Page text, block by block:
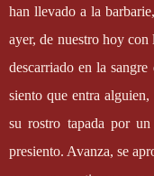
han llevado a la
ayer, de nuestro hoy con
descarriado en la
siento que entra
su rostro tapada por
presiento. Avanza, se